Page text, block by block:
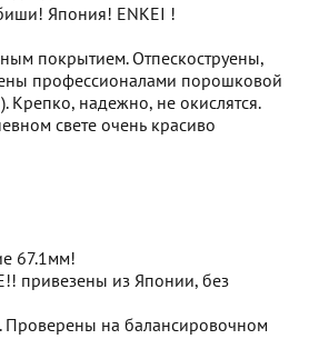
Япония! ENKEI !
покрытием. Отпескоструены,
профессионалами порошковой
Крепко, надежно, не окислятся.
свете очень красиво
67.1мм!
привезены из Японии, без
Проверены на балансировочном